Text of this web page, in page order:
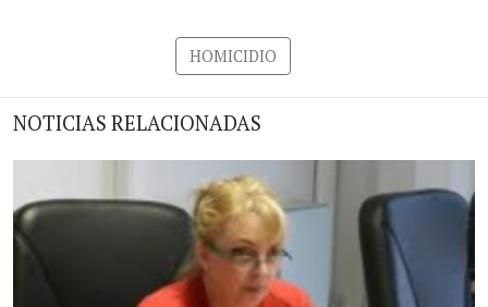
HOMICIDIO
NOTICIAS RELACIONADAS